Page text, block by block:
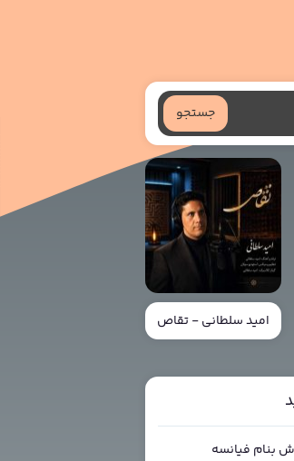
جستجو
امید سلطانی - تقاص
بنام فیانسه